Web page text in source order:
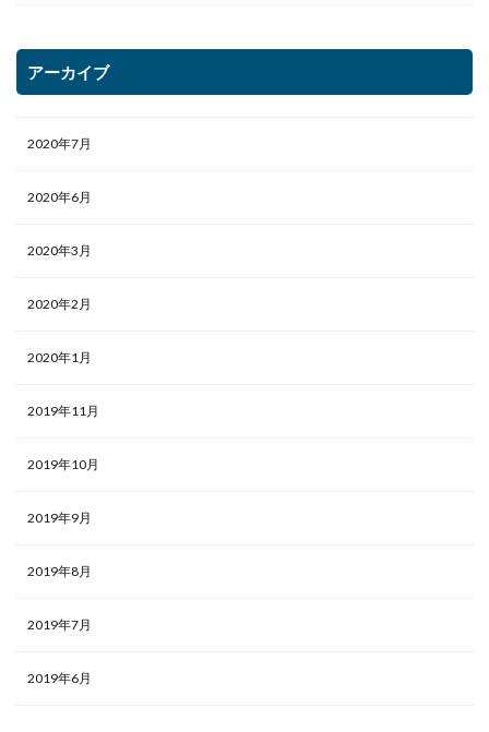
アーカイブ
2020年7月
2020年6月
2020年3月
2020年2月
2020年1月
2019年11月
2019年10月
2019年9月
2019年8月
2019年7月
2019年6月